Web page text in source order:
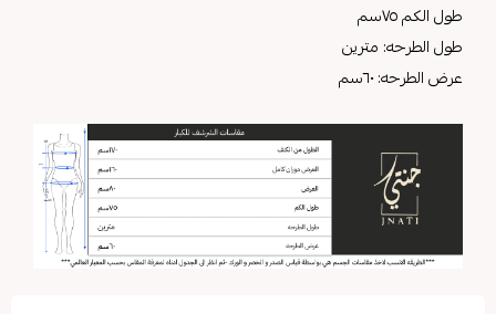
طول الكم ٧٥سم
طول الطرحه: مترين
عرض الطرحه: ٦٠سم